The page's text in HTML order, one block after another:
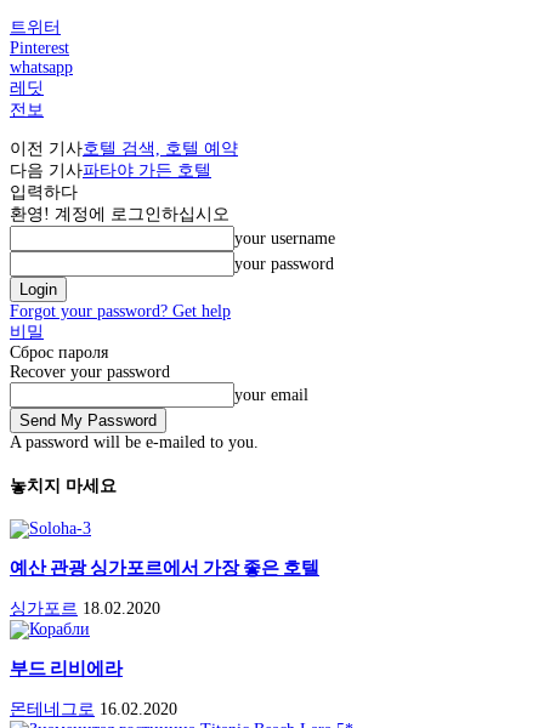
트위터
Pinterest
whatsapp
레딧
전보
이전 기사호텔 검색, 호텔 예약
다음 기사파타야 가든 호텔
입력하다
환영! 계정에 로그인하십시오
your username
your password
Forgot your password? Get help
비밀
Сброс пароля
Recover your password
your email
A password will be e-mailed to you.
놓치지 마세요
예산 관광 싱가포르에서 가장 좋은 호텔
싱가포르 18.02.2020
부드 리비에라
몬테네그로 16.02.2020